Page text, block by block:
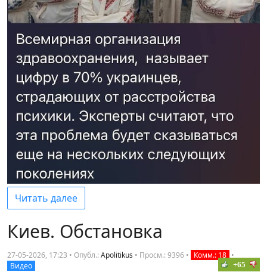
Читать далее
Киев. Обстановка
27-05-2026, 17:23 • Опубл.:Apolitikus • Просм.: 9396 • Комм.: 18 •
Видео
+65